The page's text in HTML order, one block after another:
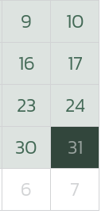
9
10
16
17
23
24
30
31
6 7